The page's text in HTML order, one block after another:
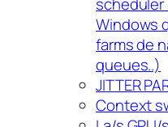
scheduler
Windows
farms de
queues..)
JITTER
Context